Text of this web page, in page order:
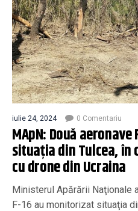
iulie 24, 2024 0 Comentariu
MApN: Două
situaţia din Tulcea,
cu drone din Ucraina
Ministerul Apărării Naţionale
F-16 au monitorizat situaţia